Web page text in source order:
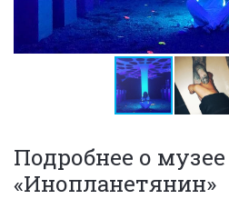
Подробнее о музее
«Инопланетянин»